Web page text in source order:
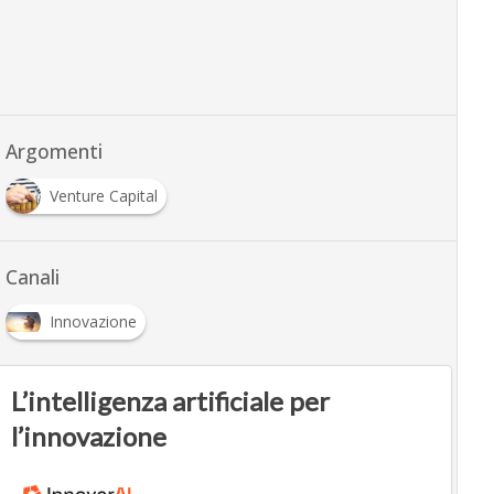
Argomenti
Venture Capital
Canali
Innovazione
L’intelligenza artificiale per
l’innovazione